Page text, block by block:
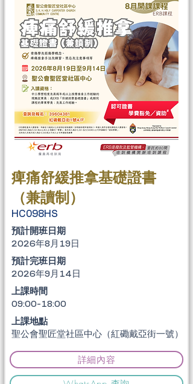
痺痛舒緩推拿基礎證書
（兼讀制）
HC098HS
​預計開班日期
2026年8月19日
​預計完班日期
2026年9月14日
上課時間
09:00-18:00
上課地點
聖公會聖匠堂社區中心（紅磡戴亞街一號）
詳細內容